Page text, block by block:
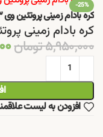
-25%
کره بادام زمینی پروتئین وی ۳ کیلویی
کره بادام زمینی پروتئین
۵,۹۵۰,۰۰۰تومان
افزودن به لیست